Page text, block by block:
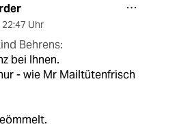
22:47 Uhr
Behrens:
bei Ihnen.
- wie Mr Mailtütenfrisch